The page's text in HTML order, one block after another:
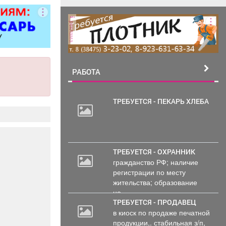
ковер»).
реклама
РАБОТА
ТРЕБУЕТСЯ - ПЕКАРЬ ХЛЕБА
ТРЕБУЕТСЯ - ОХРАННИК
гражданство РФ; наличие
регистрации по месту
жительства; образование
не...
ТРЕБУЕТСЯ - ПРОДАВЕЦ
в киоск по продаже печатной
продукции,. стабильная з/п,